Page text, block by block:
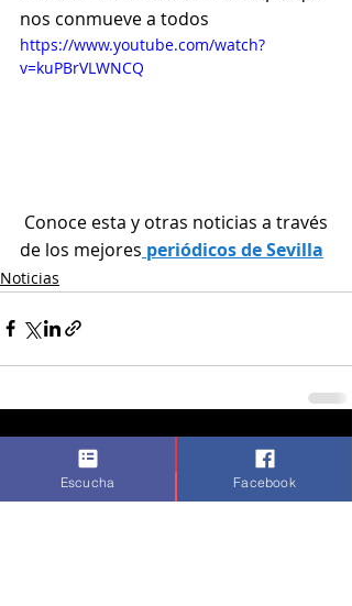
nos conmueve a todos
https://www.youtube.com/watch?
v=kuPBrVLWNCQ
de los mejores periódicos de Sevilla
Noticias
Entradas recientes
Escucha Facebook